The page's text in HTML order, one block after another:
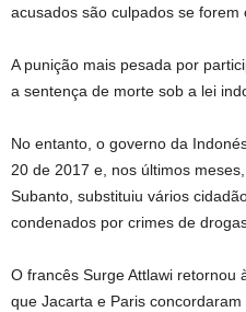
acusados ​​são culpados se forem
A punição mais pesada por
a sentença de morte sob a lei
No entanto, o governo da
20 de 2017 e, nos últimos
Subanto, substituiu vários
condenados por crimes de
O francês Surge Attlawi retornou
que Jacarta e Paris